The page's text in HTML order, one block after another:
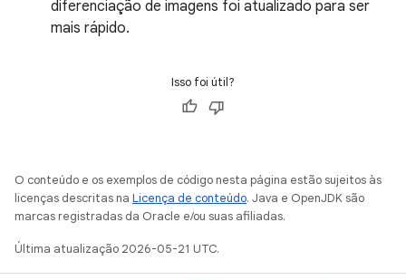
diferenciação de imagens foi atualizado para ser
mais rápido.
Isso foi útil?
O conteúdo e os exemplos de código nesta página estão sujeitos às
licenças descritas na Licença de conteúdo. Java e OpenJDK são
marcas registradas da Oracle e/ou suas afiliadas.
Última atualização 2026-05-21 UTC.